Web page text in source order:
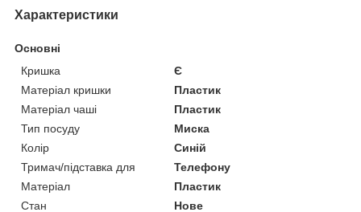
Характеристики
Основні
Кришка
Є
Матеріал кришки
Пластик
Матеріал чаші
Пластик
Тип посуду
Миска
Колір
Синій
Тримач/підставка для
Телефону
Матеріал
Пластик
Стан
Нове